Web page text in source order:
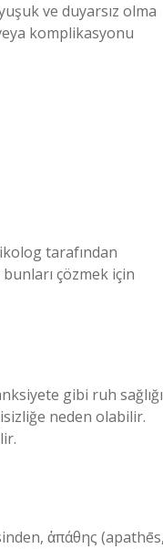
ve duyarsız olma
komplikasyonu
tarafından
çözmek için
gibi ruh sağlığı
neden olabilir.
ἀπάθης (apathēs,